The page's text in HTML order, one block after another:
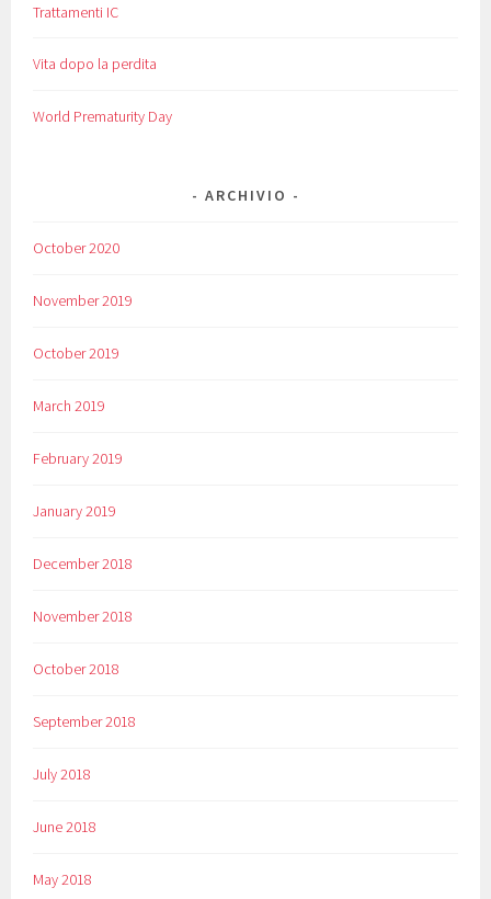
Trattamenti IC
Vita dopo la perdita
World Prematurity Day
ARCHIVIO
October 2020
November 2019
October 2019
March 2019
February 2019
January 2019
December 2018
November 2018
October 2018
September 2018
July 2018
June 2018
May 2018